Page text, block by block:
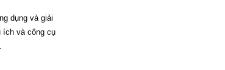
dụng và giải
ích và công cụ